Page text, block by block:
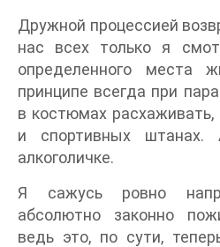
Дружной процессией
нас всех только я
определенного места
принципе всегда при
в костюмах расхаживать,
и спортивных
алкоголичке.
Я сажусь ровно
абсолютно законно
ведь это, по сути,